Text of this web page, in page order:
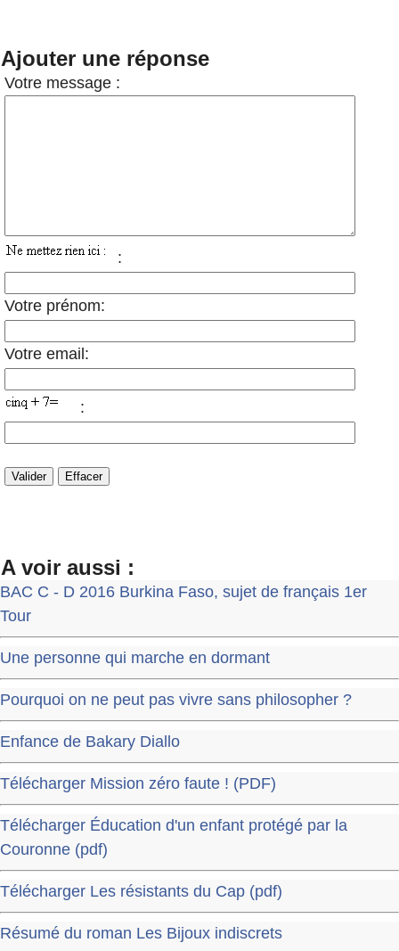
Ajouter une réponse
Votre message :
:
Votre prénom:
Votre email:
:
A voir aussi :
BAC C - D 2016 Burkina Faso, sujet de français 1er
Tour
Une personne qui marche en dormant
Pourquoi on ne peut pas vivre sans philosopher ?
Enfance de Bakary Diallo
Télécharger Mission zéro faute ! (PDF)
Télécharger Éducation d'un enfant protégé par la
Couronne (pdf)
Télécharger Les résistants du Cap (pdf)
Résumé du roman Les Bijoux indiscrets